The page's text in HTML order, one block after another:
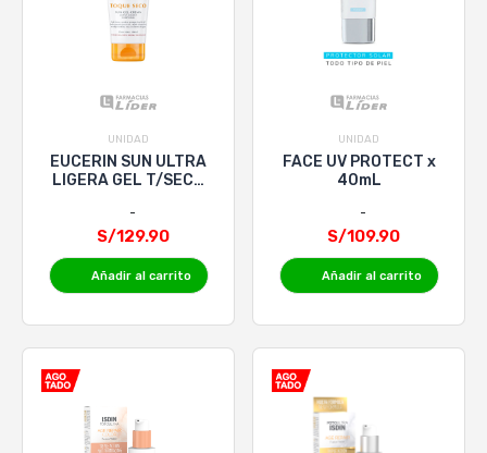
UNIDAD
EUCERIN SUN ULTRA
LIGERA GEL T/SECO
S/129.90
Añadir al carrito
UNIDAD
FACE UV PROTECT x
40mL
S/109.90
Añadir al carrito